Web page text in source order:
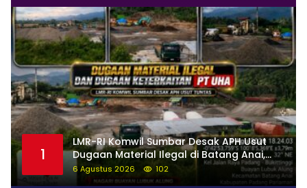
1
LMR-RI Komwil Sumbar Desak APH Usut
Dugaan Material Ilegal di Batang Anai,
Dugaan Keterkaitan PT UHA Diminta
Diselidiki Tuntas
6 Agustus 2026 102